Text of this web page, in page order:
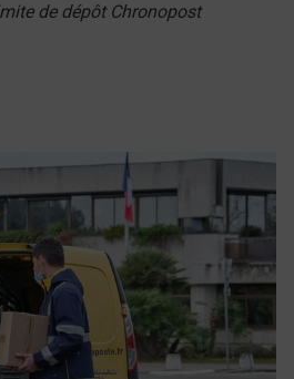
de dépôt Chronopost
onglet